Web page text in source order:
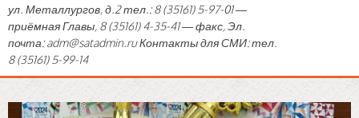
ул. Металлургов, д.2 тел.: 8 (35161) 5-97-01 —
приёмная Главы, 8 (35161) 4-35-41 — факс, Эл.
почта: adm@satadmin.ru Контакты для СМИ: тел.
8 (35161) 5-99-14